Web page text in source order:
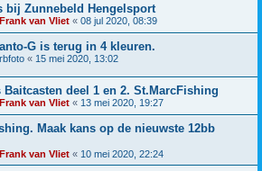
bij Zunnebeld Hengelsport
Frank van Vliet « 08 jul 2020, 08:39
G is terug in 4 kleuren.
rbfoto « 15 mei 2020, 13:02
deel 1 en 2. St.MarcFishing
Frank van Vliet « 13 mei 2020, 19:27
Maak kans op de nieuwste 12bb
Frank van Vliet « 10 mei 2020, 22:24